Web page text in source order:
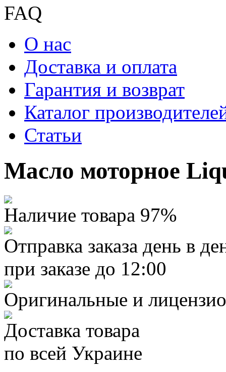
FAQ
О нас
Доставка и оплата
Гарантия и возврат
Каталог
Статьи
Масло моторное
Наличие товара 97%
Отправка заказа день в
при заказе до 12:00
Оригинальные и
Доставка товара
по всей Украине